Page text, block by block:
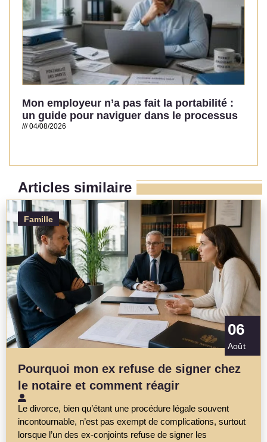
Mon employeur n’a pas fait la portabilité :
un guide pour naviguer dans le processus
04/08/2026
Articles similaire
Famille
06
Août
Pourquoi mon ex refuse de signer chez
le notaire et comment réagir
Le divorce, bien qu’étant une procédure légale souvent
incontournable, n’est pas exempt de complications, surtout
lorsque l’un des ex-conjoints refuse de signer les